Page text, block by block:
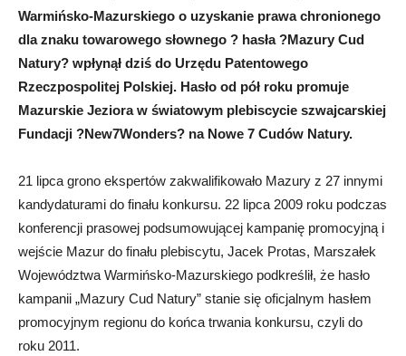
Warmińsko-Mazurskiego o uzyskanie prawa chronionego
dla znaku towarowego słownego ? hasła ?Mazury Cud
Natury? wpłynął dziś do Urzędu Patentowego
Rzeczpospolitej Polskiej. Hasło od pół roku promuje
Mazurskie Jeziora w światowym plebiscycie szwajcarskiej
Fundacji ?New7Wonders? na Nowe 7 Cudów Natury.
21 lipca grono ekspertów zakwalifikowało Mazury z 27 innymi
kandydaturami do finału konkursu. 22 lipca 2009 roku podczas
konferencji prasowej podsumowującej kampanię promocyjną i
wejście Mazur do finału plebiscytu, Jacek Protas, Marszałek
Województwa Warmińsko-Mazurskiego podkreślił, że hasło
kampanii „Mazury Cud Natury” stanie się oficjalnym hasłem
promocyjnym regionu do końca trwania konkursu, czyli do
roku 2011.